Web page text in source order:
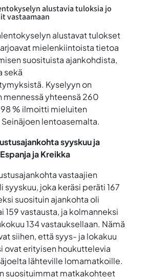
alustavia tuloksia jo
vastaamaan
alustavat tulokset
mielenkiintoista tietoa
suosituista ajankohdista,
sekä
Kyselyyn on
mennessä yhteensä 260
% ilmoitti mieluiten
lentoasemalta.
syyskuu ja
ja Kreikka
vastaajien
syyskuu, joka keräsi peräti 167
suosituin ajankohta oli
159 vastausta, ja kolmanneksi
134 vastauksellaan. Nämä
siihen, että syys- ja lokakuu
ovat erityisen houkuttelevia
lähteville lomamatkoille.
suosituimmat matkakohteet